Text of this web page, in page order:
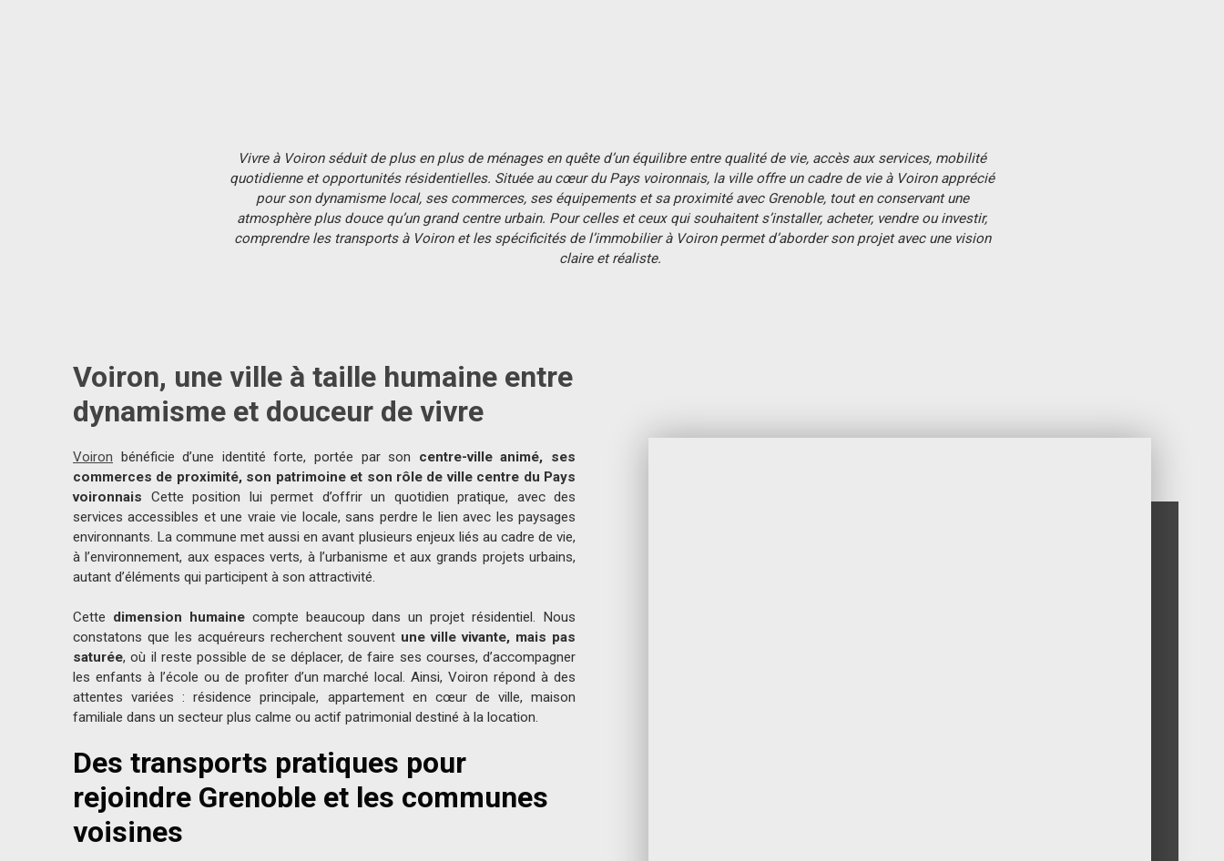
Vivre à Voiron séduit de plus en plus de ménages en quête d’un équilibre entre qualité de vie, accès aux services, mobilité
quotidienne et opportunités résidentielles. Située au cœur du Pays voironnais, la ville offre un cadre de vie à Voiron apprécié
pour son dynamisme local, ses commerces, ses équipements et sa proximité avec Grenoble, tout en conservant une
atmosphère plus douce qu’un grand centre urbain. Pour celles et ceux qui souhaitent s’installer, acheter, vendre ou investir,
comprendre les transports à Voiron et les spécificités de l’immobilier à Voiron permet d’aborder son projet avec une vision
claire et réaliste.
Voiron, une ville à taille humaine entre
dynamisme et douceur de vivre
Voiron bénéficie d’une identité forte, portée par son centre-ville animé, ses
commerces de proximité, son patrimoine et son rôle de ville centre du Pays
voironnais Cette position lui permet d’offrir un quotidien pratique, avec des
services accessibles et une vraie vie locale, sans perdre le lien avec les paysages
environnants. La commune met aussi en avant plusieurs enjeux liés au cadre de vie,
à l’environnement, aux espaces verts, à l’urbanisme et aux grands projets urbains,
autant d’éléments qui participent à son attractivité.
Cette dimension humainecompte beaucoup dans un projet résidentiel. Nous
constatons que les acquéreurs recherchent souvent une ville vivante, mais pas
saturée, où il reste possible de se déplacer, de faire ses courses, d’accompagner
les enfants à l’école ou de profiter d’un marché local. Ainsi, Voiron répond à des
attentes variées : résidence principale, appartement en cœur de ville, maison
familiale dans un secteur plus calme ou actif patrimonial destiné à la location.
Des transports pratiques pour
rejoindre Grenoble et les communes
voisines